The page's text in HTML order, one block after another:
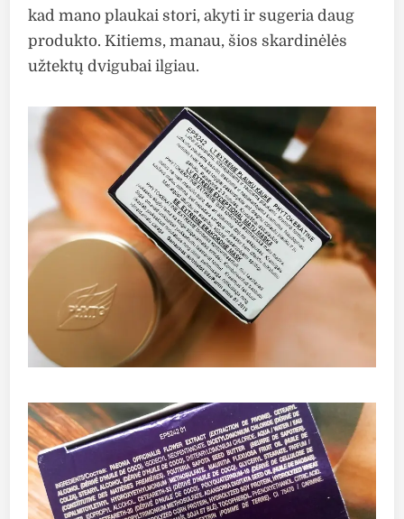
kad mano plaukai stori, akyti ir sugeria daug
produkto. Kitiems, manau, šios skardinėlės
užtektų dvigubai ilgiau.